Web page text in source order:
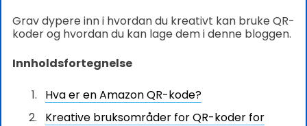
Grav dypere inn i hvordan du kreativt kan bruke QR-
koder og hvordan du kan lage dem i denne bloggen.
Innholdsfortegnelse
Hva er en Amazon QR-kode?
Kreative bruksområder for QR-koder for